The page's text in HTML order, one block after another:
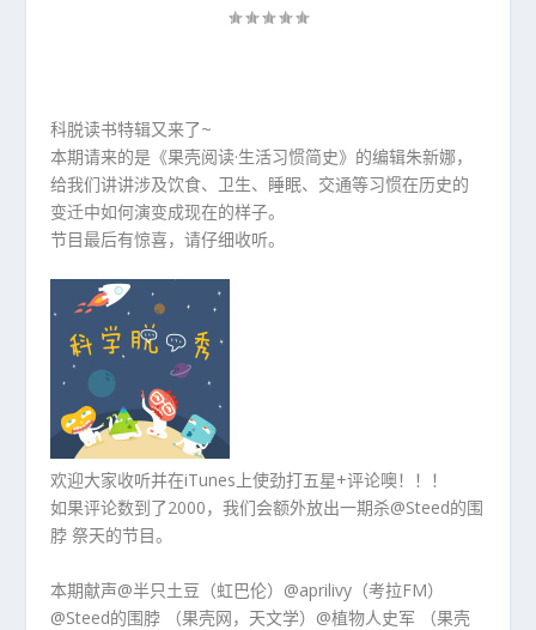
科脱读书特辑又来了~
本期请来的是《果壳阅读·生活习惯简史》的编辑朱新娜，
给我们讲讲涉及饮食、卫生、睡眠、交通等习惯在历史的
变迁中如何演变成现在的样子。
节目最后有惊喜，请仔细收听。
欢迎大家收听并在iTunes上使劲打五星+评论噢！！！
如果评论数到了2000，我们会额外放出一期杀@Steed的围
脖 祭天的节目。
本期献声@半只土豆（虹巴伦）@aprilivy（考拉FM）
@Steed的围脖 （果壳网，天文学）@植物人史军 （果壳